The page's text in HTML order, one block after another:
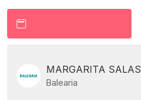
MARGARITA SALAS
Balearia